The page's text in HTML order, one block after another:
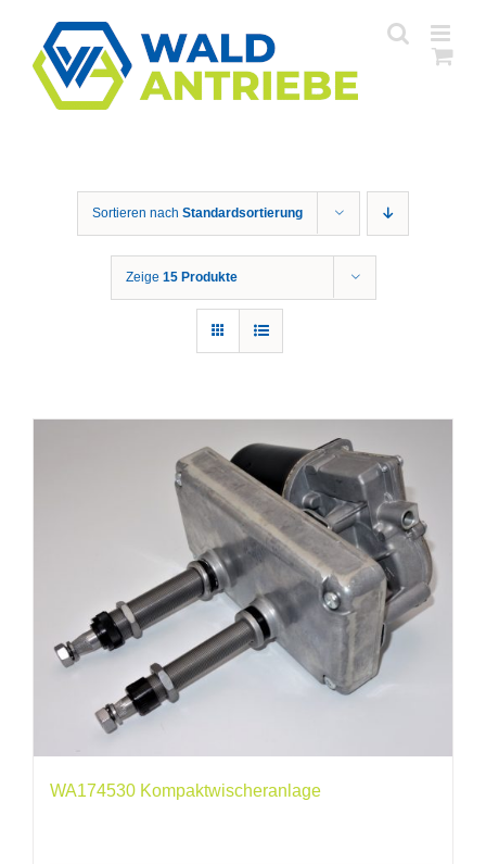
springen
Sortieren nach Standardsortierung
Zeige 15 Produkte
WA174530 Kompaktwischeranlage